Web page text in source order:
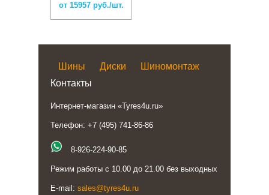
от 15957 руб./шт.
Шины Диски
Шиномонтаж
Контакты
Интернет-магазин «Tyres4u.ru»
Телефон: +7 (495) 741-86-86
8-926-224-90-85
Режим работы с 10.00 до 21.00 без выходных
E-mail: sales@tyres4u.ru